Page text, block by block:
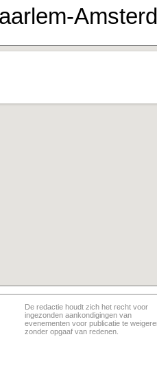
De redactie houdt zich het recht voor
ingezonden aankondigingen van
evenementen voor publicatie te
zonder opgaaf van redenen.